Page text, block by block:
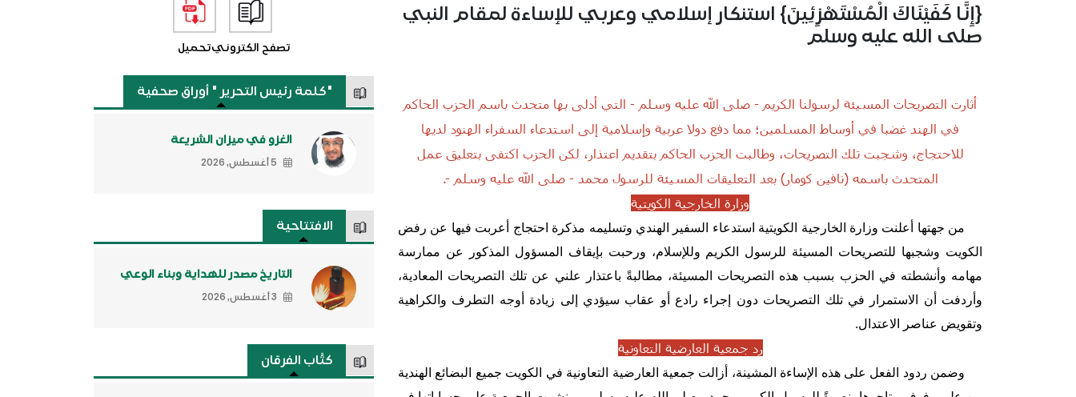
{إِنَّا كَفَيْنَاكَ الْمُسْتَهْزِئِينَ} استنكار إسلامي وعربي للإساءة لمقام النبي
صلى الله عليه وسلم
أثارت التصريحات المسيئة لرسولنا الكريم - صلى الله عليه وسلم - التي أدلى بها متحدث باسم الحزب الحاكم
في الهند غضبا في أوساط المسلمين؛ مما دفع دولا عربية وإسلامية إلى استدعاء السفراء الهنود لديها
للاحتجاج، وشجبت تلك التصريحات، وطالبت الحزب الحاكم بتقديم اعتذار، لكن الحزب اكتفى بتعليق عمل
المتحدث باسمه (نافين كومار) بعد التعليقات المسيئة للرسول محمد - صلى الله عليه وسلم -.
وزارة الخارجية الكويتية
من جهتها أعلنت وزارة الخارجية الكويتية استدعاء السفير الهندي وتسليمه مذكرة احتجاج أعربت فيها عن رفض
الكويت وشجبها للتصريحات المسيئة للرسول الكريم وللإسلام، ورحبت بإيقاف المسؤول المذكور عن ممارسة
مهامه وأنشطته في الحزب بسبب هذه التصريحات المسيئة، مطالبةً باعتذار علني عن تلك التصريحات المعادية،
وأردفت أن الاستمرار في تلك التصريحات دون إجراء رادع أو عقاب سيؤدي إلى زيادة أوجه التطرف والكراهية
وتقويض عناصر الاعتدال.
رد جمعية العارضية التعاونية
وضمن ردود الفعل على هذه الإساءة المشينة، أزالت جمعية العارضية التعاونية في الكويت جميع البضائع الهندية
تصفح الكترونيتحميل
"كلمة رئيس التحرير " أوراق صحفية
الغزو في ميزان الشريعة
5 أغسطس, 2026
الافتتاحية
التاريخ مصدر للهداية وبناء الوعي
3 أغسطس, 2026
كتَّاب الفرقان